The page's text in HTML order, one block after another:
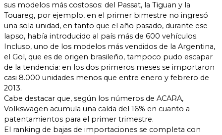
sus modelos más costosos: del Passat, la Tiguan y la
Touareg, por ejemplo, en el primer bimestre no ingresó
una sola unidad, en tanto que el año pasado, durante ese
lapso, había introducido al país más de 600 vehículos.
Incluso, uno de los modelos más vendidos de la Argentina,
el Gol, que es de origen brasileño, tampoco pudo escapar
de la tendencia: en los dos primeros meses se importaron
casi 8.000 unidades menos que entre enero y febrero de
2013.
Cabe destacar que, según los números de ACARA,
Volkswagen acumula una caída del 16% en cuanto a
patentamientos para el primer trimestre.
El ranking de bajas de importaciones se completa con